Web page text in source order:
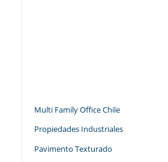
Multi Family Office Chile
Propiedades Industriales
Pavimento Texturado